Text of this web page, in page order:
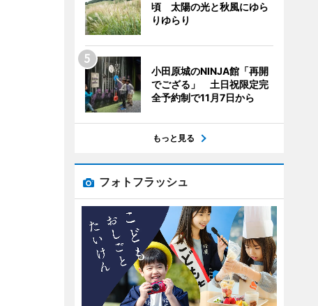
頃 太陽の光と秋風にゆら
りゆらり
小田原城のNINJA館「再開
でござる」 土日祝限定完
全予約制で11月7日から
もっと見る
フォトフラッシュ